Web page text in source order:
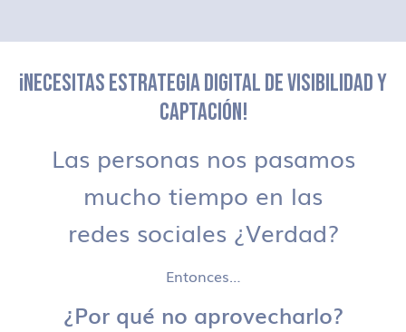
¡NECESITAS ESTRATEGIA DIGITAL DE VISIBILIDAD Y
CAPTACIÓN!
Las personas nos pasamos
mucho tiempo en las
redes sociales ¿Verdad?
Entonces…
¿Por qué no aprovecharlo?